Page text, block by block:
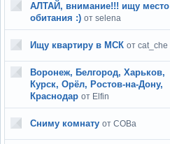
АЛТАЙ, внимание!!! ищу место
обитания :) от selena
Ищу квартиру в МСК от cat_che
Воронеж, Белгород, Харьков,
Курск, Орёл, Ростов-на-Дону,
Краснодар от Elfin
Сниму комнату от COBa